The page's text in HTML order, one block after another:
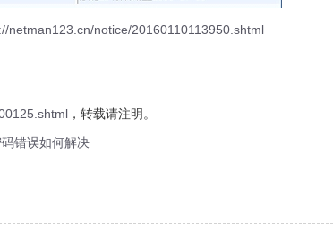
netman123.cn/notice/20160110113950.shtml
，转载请注明。
错误如何解决